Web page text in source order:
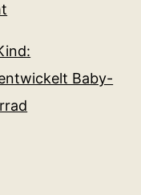
Baby-